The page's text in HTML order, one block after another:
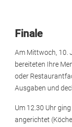
Finale
Am Mittwoch, 10.
bereiteten Ihre
oder
Ausgaben und
Um 12.30 Uhr
angerichtet